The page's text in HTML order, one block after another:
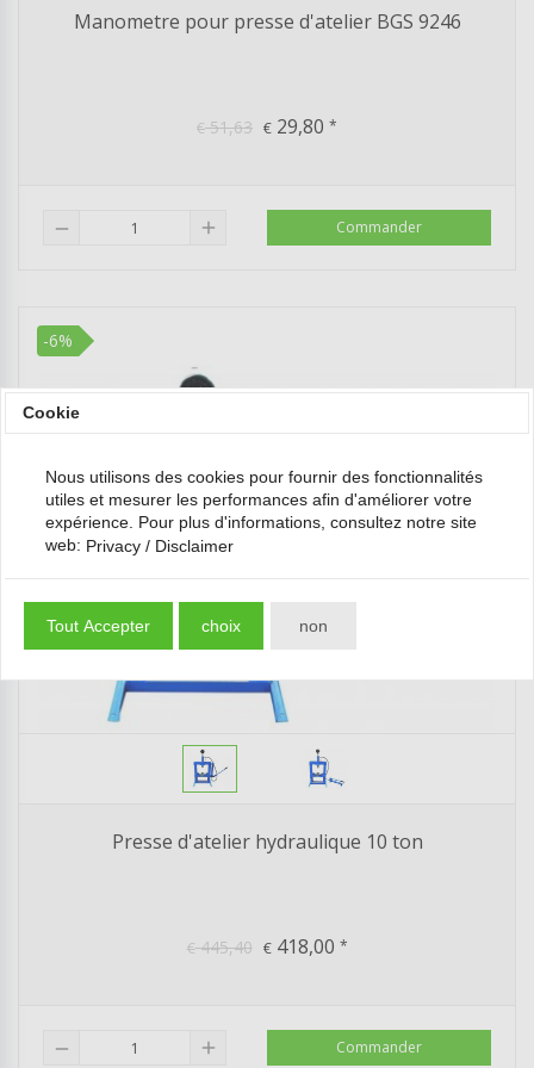
Manometre pour presse d'atelier BGS 9246
€51,63 € 29,80 *
remove add Commander
-6%
Presse d'atelier hydraulique 10 ton
€445,40 €418,00 *
remove add Commander
Cookie
Nous utilisons des cookies pour fournir des fonctionnalités
utiles et mesurer les performances afin d'améliorer votre
expérience. Pour plus d'informations, consultez notre site
web: Privacy / Disclaimer
Tout Accepter choix non